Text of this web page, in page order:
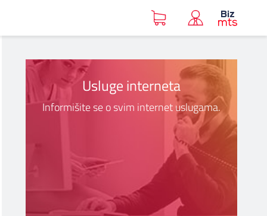
Usluge interneta
Informišite se o svim internet uslugama.